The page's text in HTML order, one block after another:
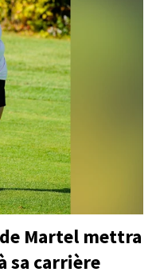
Martel mettra
sa carrière